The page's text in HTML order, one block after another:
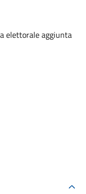
elettorale aggiunta